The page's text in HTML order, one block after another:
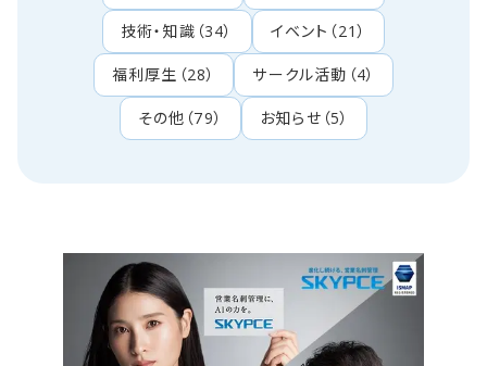
技術・知識 （34） イベント （21）
福利厚生 （28） サークル活動 （4）
その他 （79） お知らせ （5）